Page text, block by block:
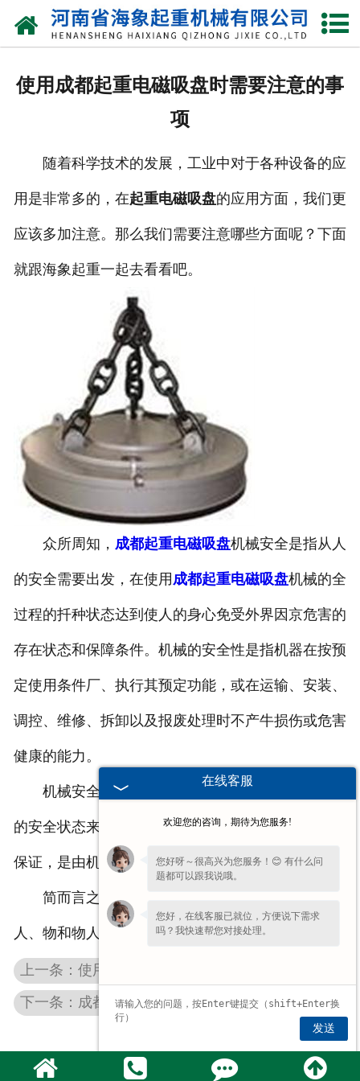
网站首页
厂区一角
使用成都起重电磁吸盘时需要注意的事
项
随着科学技术的发展，工业中对于各种设备的应
用是非常多的，在起重电磁吸盘的应用方面，我们更
应该多加注意。那么我们需要注意哪些方面呢？下面
就跟海象起重一起去看看吧。
众所周知， 成都起重电磁吸盘机械安全是指从人
的安全需要出发，在使用 成都起重电磁吸盘机械的全
过程的扦种状态达到使人的身心免受外界因京危害的
存在状态和保障条件。机械的安全性是指机器在按预
定使用条件厂、执行其预定功能，或在运输、安装、
调控、维修、拆卸以及报废处理时不产牛损伤或危害
健康的能力。
机械安全是由起重 成都电磁吸盘的各部分及整机
的安全状态来保证，是由使闭机械的人的安全行为来
保证，是由机械和人的相协关系来保证的。
简而言之，就是要用安全系统的观点和方法，从
人、物和物人关系这二方面来解决机械系统的安全。
上一条：使用成都起重电磁吸盘时需要注意的事项
下一条：成都强力电磁吸盘出了故障要如何解决？
在线客服
欢迎您的咨询，期待为您服务!
您好呀～很高兴为您服务！😊 有什么问
题都可以跟我说哦。
您好，在线客服已就位，方便说下需求
吗？我快速帮您对接处理。
发送